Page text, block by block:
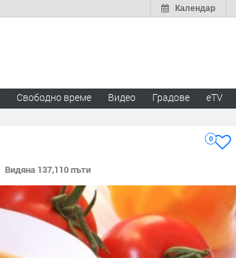
Календар
Свободно време Видео Градове eTV
0
Видяна 137,110 пъти